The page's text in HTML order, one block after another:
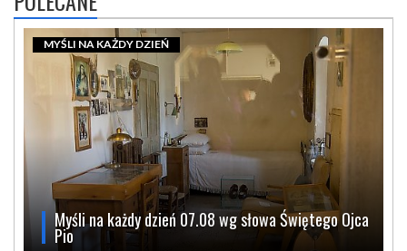
Myśli na każdy dzień 07.08 wg słowa Świętego Ojca
Pio
MYŚLI NA KAŻDY DZIEŃ